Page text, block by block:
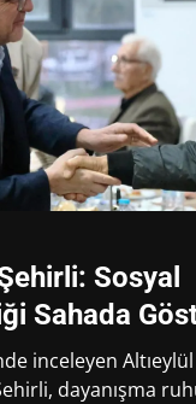
Sosyal
Sahada
inceleyen
dayanışma